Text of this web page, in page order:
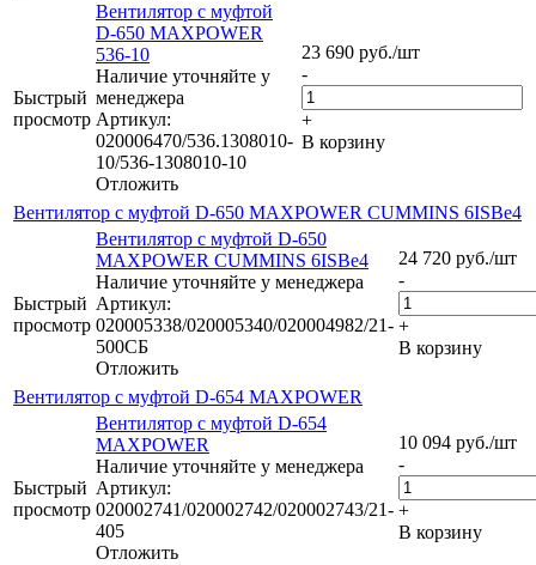
Быстрый
просмотр
Вентилятор с муфтой
D-650 MAXPOWER
536-10
Наличие уточняйте у
менеджера
Артикул:
020006470/536.1308010-
10/536-1308010-10
Отложить
23 690 руб./шт
-
+
В корзину
Вентилятор с муфтой D-650 MAXPOWER CUMMINS 6ISBe4
Быстрый
просмотр
Вентилятор с муфтой D-650
MAXPOWER CUMMINS 6ISBe4
Наличие уточняйте у менеджера
Артикул:
020005338/020005340/020004982/21-
500СБ
Отложить
24 720 руб./шт
-
+
В корзину
Вентилятор с муфтой D-654 MAXPOWER
Быстрый
просмотр
Вентилятор с муфтой D-654
MAXPOWER
Наличие уточняйте у менеджера
Артикул:
020002741/020002742/020002743/21-
405
Отложить
10 094 руб./шт
-
+
В корзину